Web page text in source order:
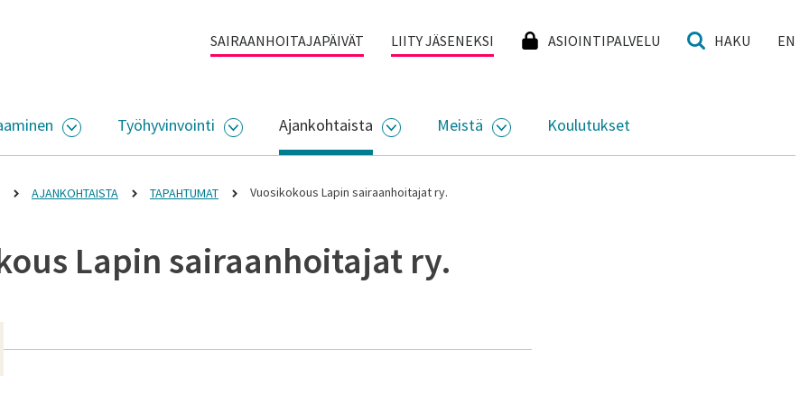
SAIRAANHOITAJAPÄIVÄT LIITY JÄSENEKSI ASIOINTIPALVELU HAKU EN
AVAA ALASIVUJEN VALIKKO
Työhyvinvointi
AVAA ALASIVUJEN VALIKKO
Ajankohtaista
AVAA ALASIVUJEN VALIKKO
Meistä
AVAA ALASIVUJEN VALIKKO
Koulutukset
AJANKOHTAISTA TAPAHTUMAT Vuosikokous Lapin sairaanhoitajat ry.
Lapin sairaanhoitajat ry.